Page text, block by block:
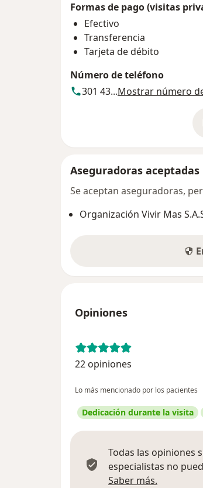
Formas de pago (visitas
Efectivo
Transferencia
Tarjeta de débito
Número de teléfono
301 43...Mostrar número
Aseguradoras aceptadas
Se aceptan aseguradoras,
Organización Vivir Mas
Opiniones
22 opiniones
Lo más mencionado por los pacientes
Dedicación durante la visita
Todas las opiniones
especialistas no
Saber más.